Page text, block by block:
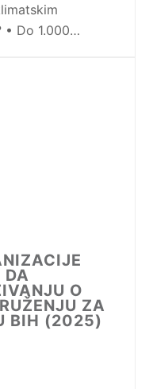
• Do 1.000…
DA
O
ZA
BIH (2025)